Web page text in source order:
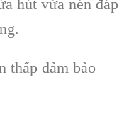
hút vừa nén đáp
thấp đảm bảo